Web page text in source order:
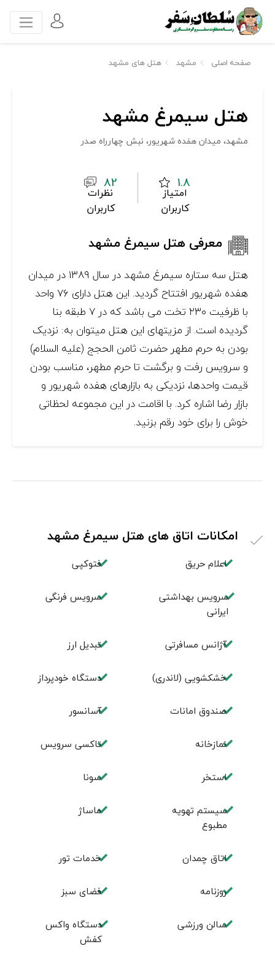
صفحه اصلی مشهد هتل های مشهد
هتل سیمرغ مشهد
مشهد، میدان هفده شهریور، نبش چهارراه صدر
1.8
امتیاز
کاربران
82
نظرات
کاربران
معرفی هتل سیمرغ مشهد
هتل سه ستاره سیمرغ مشهد در سال ۱۳۸۹ در میدان
هفده شهریور افتتاح گردید. اين هتل دارای ۷۶ واحد
با ظرفیت ۲۳۰ تخت می باشد که در ۷ طبقه بنا
گردیده است. از مزیتهای این هتل میتوان به: نزدیک
بودن به حرم مطهر حضرت ثامن الحجج (علیه السلام)
و سرویس رفت و برگشت تا حرم مطهر، مناسب بودن
قیمت واحدها، نزدیکی به بازارهای هفده شهریور و
بازار رضا اشاره کرد. با اقامت در این مجموعه لحظاتی
خوش را برای خود رقم بزنید.
امکانات اتاق های هتل سیمرغ مشهد
اعلام حریق فتوکپی
سرویس بهداشتی
ایرانی
سرویس فرنگی
آژانس مسافرتی تبديل ارز
خشکشویی (لاندری) دستگاه خودپرداز
صندوق امانات آسانسور
نمازخانه تاکسی سرویس
استخر سونا
سیستم تهویه
مطبوع
ماساژ
اتاق چمدان خدمات تور
روزنامه فضای سبز
سالن ورزشی
دستگاه واکس
کفش